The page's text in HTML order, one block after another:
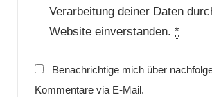
Verarbeitung deiner Daten
Website einverstanden. *
Benachrichtige mich über
Kommentare via E-Mail.